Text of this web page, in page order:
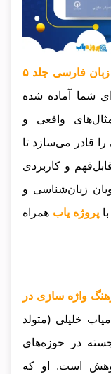
پی دی اف کتاب فرهنگ واژه سازی در زبان فارسی جلد ۵
شما آماده شده
واقعی و
قادر می‌سازد تا
و کاربردی
زبان‌شناسی و
پروژه یاب همراه
واژه سازی در
خلیلی (متولد
در حوزه‌های
است. او که